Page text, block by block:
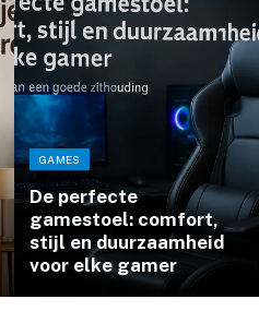
GAMES
De perfecte
gamestoel: comfort,
stijl en duurzaamheid
voor elke gamer